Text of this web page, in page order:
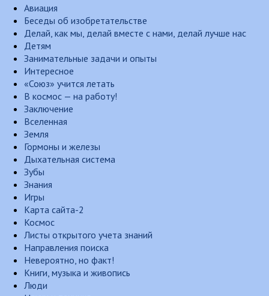
Авиация
Беседы об изобретательстве
Делай, как мы, делай вместе с нами, делай лучше нас
Детям
Занимательные задачи и опыты
Интересное
«Союз» учится летать
В космос — на работу!
Заключение
Вселенная
Земля
Гормоны и железы
Дыхательная система
Зубы
Знания
Игры
Карта сайта-2
Космос
Листы открытого учета знаний
Направления поиска
Невероятно, но факт!
Книги, музыка и живопись
Люди